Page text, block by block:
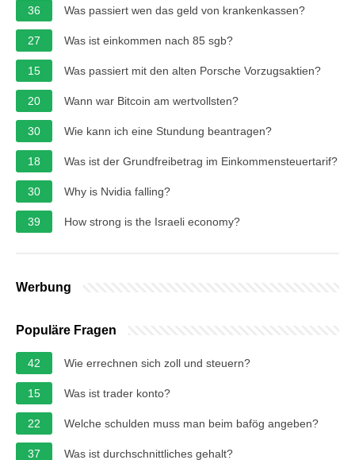
36 Was passiert wen das geld von krankenkassen?
27 Was ist einkommen nach 85 sgb?
15 Was passiert mit den alten Porsche Vorzugsaktien?
20 Wann war Bitcoin am wertvollsten?
30 Wie kann ich eine Stundung beantragen?
18 Was ist der Grundfreibetrag im Einkommensteuertarif?
30 Why is Nvidia falling?
39 How strong is the Israeli economy?
Werbung
Populäre Fragen
42 Wie errechnen sich zoll und steuern?
15 Was ist trader konto?
22 Welche schulden muss man beim bafög angeben?
37 Was ist durchschnittliches gehalt?